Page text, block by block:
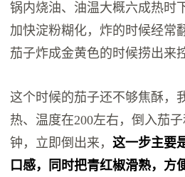
锅内烧油、油温大概六成热时
加快淀粉糊化，炸的时候经常
茄子炸成金黄色的时候捞出来
这个时候的茄子还不够焦酥，
热、温度在200左右，倒入茄
钟，立即倒出来，这一步主要
口感，同时把青红椒滑熟，方